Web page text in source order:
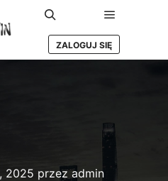
Szukaj Główne
ZALOGUJ SIĘ
2025 przezadmin